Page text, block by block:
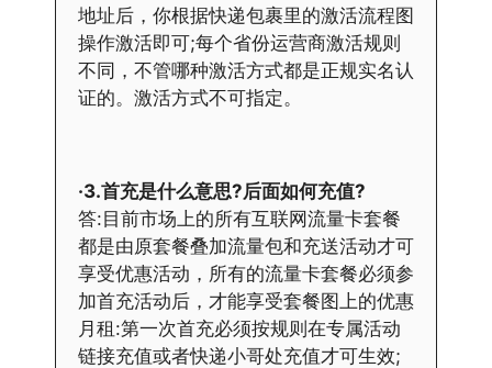
地址后，你根据快递包裹里的激活流程图
操作激活即可;每个省份运营商激活规则
不同，不管哪种激活方式都是正规实名认
证的。激活方式不可指定。
·3.首充是什么意思?后面如何充值?
答:目前市场上的所有互联网流量卡套餐
都是由原套餐叠加流量包和充送活动才可
享受优惠活动，所有的流量卡套餐必须参
加首充活动后，才能享受套餐图上的优惠
月租:第一次首充必须按规则在专属活动
链接充值或者快递小哥处充值才可生效;